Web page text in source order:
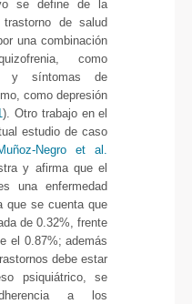
se define de la
de salud
una combinación
como
y síntomas de
como depresión
). Otro trabajo en el
estudio de caso
Negro et al.
y afirma que el
una enfermedad
que se cuenta que
de 0.32%, frente
el 0.87%; además
debe estar
psiquiátrico, se
a los